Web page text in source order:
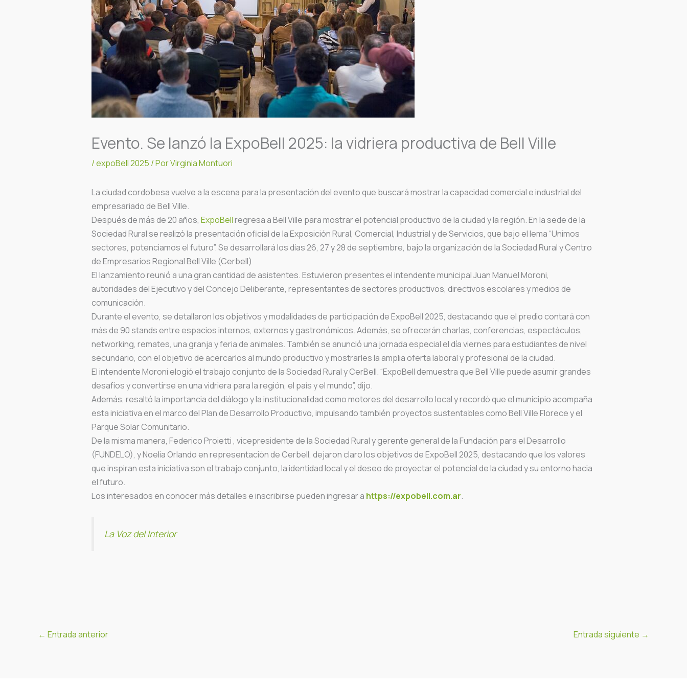
Evento. Se lanzó la ExpoBell 2025: la vidriera productiva de Bell Ville
/expoBell 2025 / PorVirginia Montuori
La ciudad cordobesa vuelve a la escena para la presentación del evento que buscará mostrar la capacidad comercial e industrial del
empresariado de Bell Ville.
Después de más de 20 años, ExpoBellregresa a Bell Ville para mostrar el potencial productivo de la ciudad y la región. En la sede de la
Sociedad Rural se realizó la presentación oficial de la Exposición Rural, Comercial, Industrial y de Servicios, que bajo el lema “Unimos
sectores, potenciamos el futuro”. Se desarrollará los días 26, 27 y 28 de septiembre, bajo la organización de la Sociedad Rural y Centro
de Empresarios Regional Bell Ville (Cerbell)
El lanzamiento reunió a una gran cantidad de asistentes. Estuvieron presentes el intendente municipal Juan Manuel Moroni,
autoridades del Ejecutivo y del Concejo Deliberante, representantes de sectores productivos, directivos escolares y medios de
comunicación.
Durante el evento, se detallaron los objetivos y modalidades de participación de ExpoBell 2025, destacando que el predio contará con
más de 90 stands entre espacios internos, externos y gastronómicos. Además, se ofrecerán charlas, conferencias, espectáculos,
networking, remates, una granja y feria de animales. También se anunció una jornada especial el día viernes para estudiantes de nivel
secundario, con el objetivo de acercarlos al mundo productivo y mostrarles la amplia oferta laboral y profesional de la ciudad.
El intendente Moroni elogió el trabajo conjunto de la Sociedad Rural y CerBell. “ExpoBell demuestra que Bell Ville puede asumir grandes
desafíos y convertirse en una vidriera para la región, el país y el mundo”, dijo.
Además, resaltó la importancia del diálogo y la institucionalidad como motores del desarrollo local y recordó que el municipio acompaña
esta iniciativa en el marco del Plan de Desarrollo Productivo, impulsando también proyectos sustentables como Bell Ville Florece y el
Parque Solar Comunitario.
De la misma manera, Federico Proietti , vicepresidente de la Sociedad Rural y gerente general de la Fundación para el Desarrollo
(FUNDELO), y Noelia Orlando en representación de Cerbell, dejaron claro los objetivos de ExpoBell 2025, destacando que los valores
que inspiran esta iniciativa son el trabajo conjunto, la identidad local y el deseo de proyectar el potencial de la ciudad y su entorno hacia
el futuro.
Los interesados en conocer más detalles e inscribirse pueden ingresar a https://expobell.com.ar.
La Voz del Interior
← Entrada anterior Entrada siguiente →